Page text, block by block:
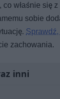
co właśnie się
sobie
zachowania.
inni